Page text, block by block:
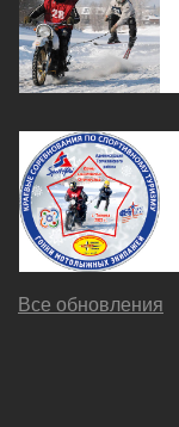
Все обновления